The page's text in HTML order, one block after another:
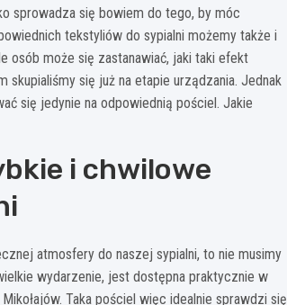
sprowadza się bowiem do tego, by móc
tekstyliów do sypialni możemy także i
może się zastanawiać, jaki taki efekt
skupialiśmy się już na etapie urządzania. Jednak
się jedynie na odpowiednią pościel. Jakie
i chwilowe
atmosfery do naszej sypialni, to nie musimy
wydarzenie, jest dostępna praktycznie w
Taka pościel więc idealnie sprawdzi się